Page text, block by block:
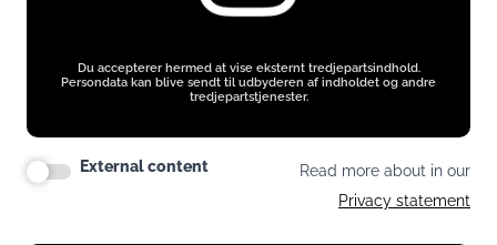
Du accepterer hermed at vise eksternt tredjepartsindhold.
Persondata kan blive sendt til udbyderen af indholdet og andre
tredjepartstjenester.
External content
Read more about in our
Privacy statement